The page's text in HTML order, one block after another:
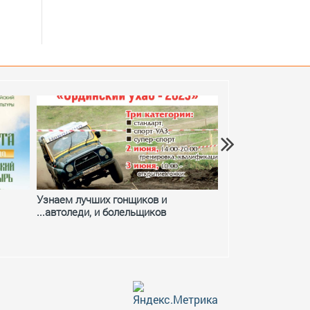
Узнаем лучших гонщиков и
...автоледи, и болельщиков